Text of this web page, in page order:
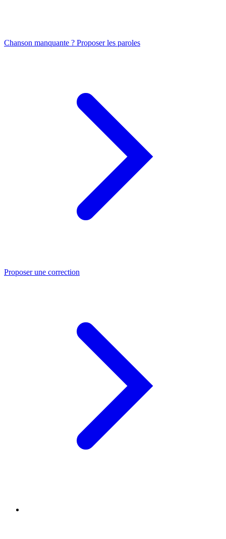
Chanson manquante ? Proposer les paroles
Proposer une correction